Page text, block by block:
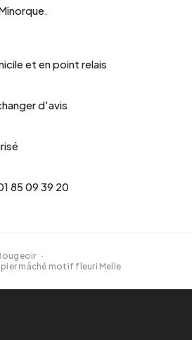
et en point relais
d'avis
85 09 39 20
·
mâché motif fleuri Melle